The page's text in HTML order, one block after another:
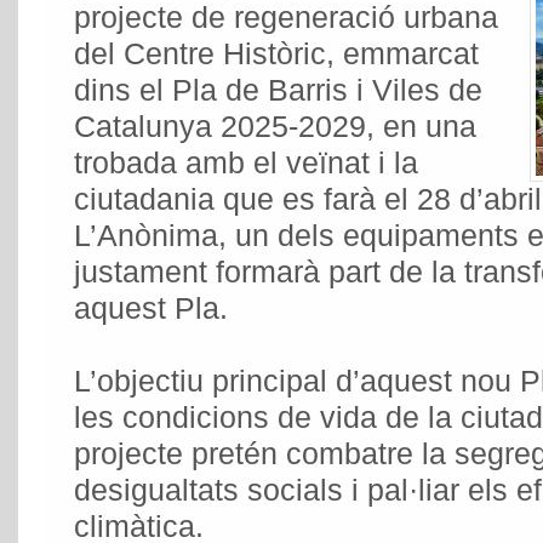
projecte de regeneració urbana
del Centre Històric, emmarcat
dins el Pla de Barris i Viles de
Catalunya 2025-2029, en una
trobada amb el veïnat i la
ciutadania que es farà el 28
L’Anònima, un dels equipaments
justament formarà part de la
aquest Pla.
L’objectiu principal d’aquest nou
les condicions de vida de la
projecte pretén combatre la
desigualtats socials i pal·liar els
climàtica.